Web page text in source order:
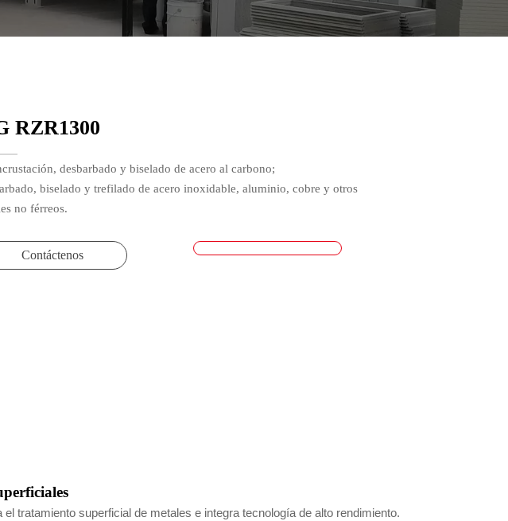
RZR1300
desbarbado y biselado de acero al carbono;
biselado y trefilado de acero inoxidable, aluminio, cobre y otros
no férreos.
Contáctenos
tratamiento superficial de metales e integra tecnología de alto rendimiento.